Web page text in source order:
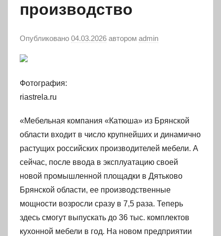
производство
Опубликовано 04.03.2026 автором admin
Фотография:
riastrela.ru
«Мебельная компания «Катюша» из Брянской
области входит в число крупнейших и динамично
растущих российских производителей мебели. А
сейчас, после ввода в эксплуатацию своей
новой промышленной площадки в Дятьково
Брянской области, ее производственные
мощности возросли сразу в 7,5 раза. Теперь
здесь смогут выпускать до 36 тыс. комплектов
кухонной мебели в год. На новом предприятии